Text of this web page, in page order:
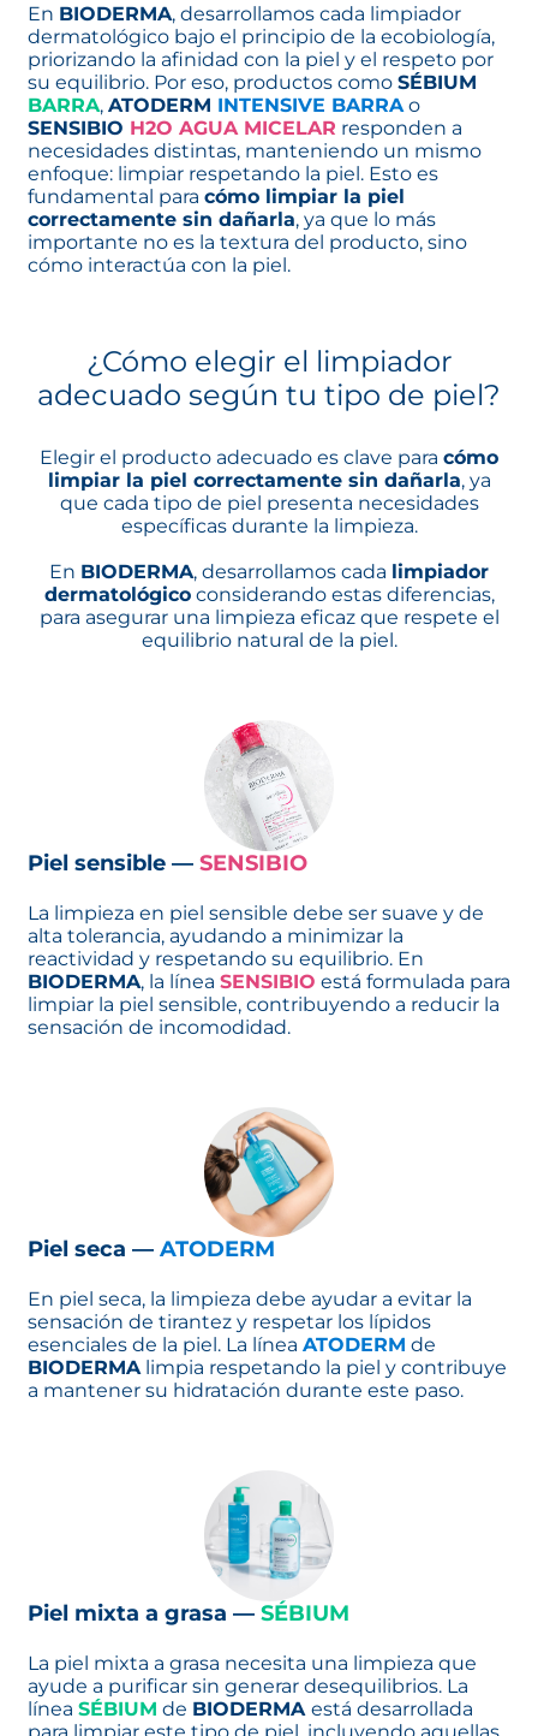
En BIODERMA, desarrollamos cada limpiador
dermatológico bajo el principio de la ecobiología,
priorizando la afinidad con la piel y el respeto por
su equilibrio. Por eso, productos como SÉBIUM
BARRA, ATODERM INTENSIVE BARRAo
SENSIBIO H2O AGUA MICELAR responden a
necesidades distintas, manteniendo un mismo
enfoque: limpiar respetando la piel. Esto es
fundamental para cómo limpiar la piel
correctamente sin dañarla, ya que lo más
importante no es la textura del producto, sino
cómo interactúa con la piel.
¿Cómo elegir el limpiador
adecuado según tu tipo de piel?
Elegir el producto adecuado es clave para cómo
limpiar la piel correctamente sin dañarla, ya
que cada tipo de piel presenta necesidades
específicas durante la limpieza.
En BIODERMA, desarrollamos cada limpiador
dermatológicoconsiderando estas diferencias,
para asegurar una limpieza eficaz que respete el
equilibrio natural de la piel.
Piel sensible — SENSIBIO
La limpieza en piel sensible debe ser suave y de
alta tolerancia, ayudando a minimizar la
reactividad y respetando su equilibrio. En
BIODERMA, la línea SENSIBIO está formulada para
limpiar la piel sensible, contribuyendo a reducir la
sensación de incomodidad.
Piel seca — ATODERM
En piel seca, la limpieza debe ayudar a evitar la
sensación de tirantez y respetar los lípidos
esenciales de la piel. La línea ATODERM de
BIODERMAlimpia respetando la piel y contribuye
a mantener su hidratación durante este paso.
Piel mixta a grasa — SÉBIUM
La piel mixta a grasa necesita una limpieza que
ayude a purificar sin generar desequilibrios. La
línea SÉBIUM de BIODERMA está desarrollada
para limpiar este tipo de piel, incluyendo aquellas